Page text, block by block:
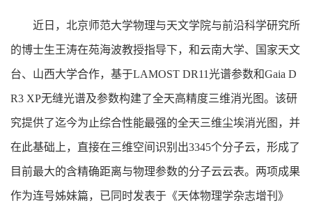
近日，北京师范大学物理与天文学院与前沿科学研究所
的博士生王涛在苑海波教授指导下，和云南大学、国家天文
台、山西大学合作，基于LAMOST DR11光谱参数和Gaia D
R3 XP无缝光谱及参数构建了全天高精度三维消光图。该研
究提供了迄今为止综合性能最强的全天三维尘埃消光图，并
在此基础上，直接在三维空间识别出3345个分子云，形成了
目前最大的含精确距离与物理参数的分子云云表。两项成果
作为连号姊妹篇，已同时发表于《天体物理学杂志增刊》